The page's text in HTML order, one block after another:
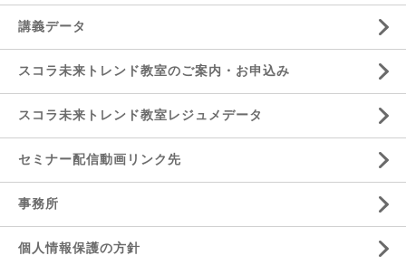
講義データ
スコラ未来トレンド教室のご案内・お申込み
スコラ未来トレンド教室レジュメデータ
セミナー配信動画リンク先
事務所
個人情報保護の方針